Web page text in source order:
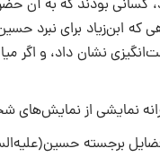
کسانی بودند که به آن
ابن‌زیاد برای نبرد
نمایشی از
برجسته